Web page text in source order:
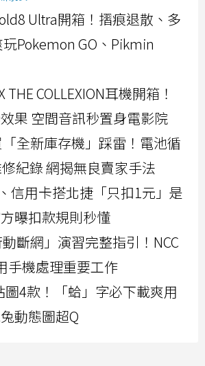
Ultra開箱！摺痕退散、多
Pokemon GO、Pikmin
COLLEXION耳機開箱！
果 空間音訊秒置身電影院
全新庫存機」踩雷！電池循
紀錄 網揭無良賣家手法
信用卡搭北捷「只扣1元」是
曝扣款規則秒懂
斷網」演習完整指引！NCC
手機處理重要工作
圖4款！「蛤」字必下載爽用
動態圖超Q